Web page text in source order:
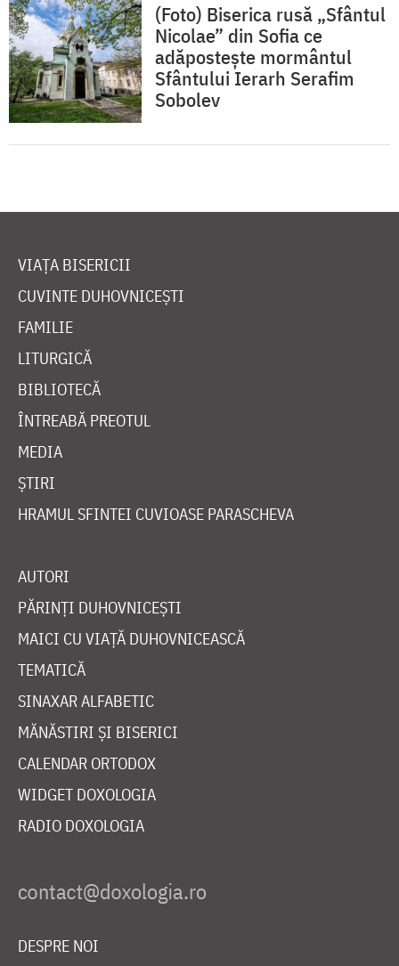
(Foto) Biserica rusă „Sfântul
Nicolae” din Sofia ce
adăpostește mormântul
Sfântului Ierarh Serafim
Sobolev
VIAȚA BISERICII
CUVINTE DUHOVNICEȘTI
FAMILIE
LITURGICĂ
BIBLIOTECĂ
ÎNTREABĂ PREOTUL
MEDIA
ȘTIRI
HRAMUL SFINTEI CUVIOASE PARASCHEVA
AUTORI
PĂRINȚI DUHOVNICEȘTI
MAICI CU VIAȚĂ DUHOVNICEASCĂ
TEMATICĂ
SINAXAR ALFABETIC
MĂNĂSTIRI ȘI BISERICI
CALENDAR ORTODOX
WIDGET DOXOLOGIA
RADIO DOXOLOGIA
DESPRE NOI